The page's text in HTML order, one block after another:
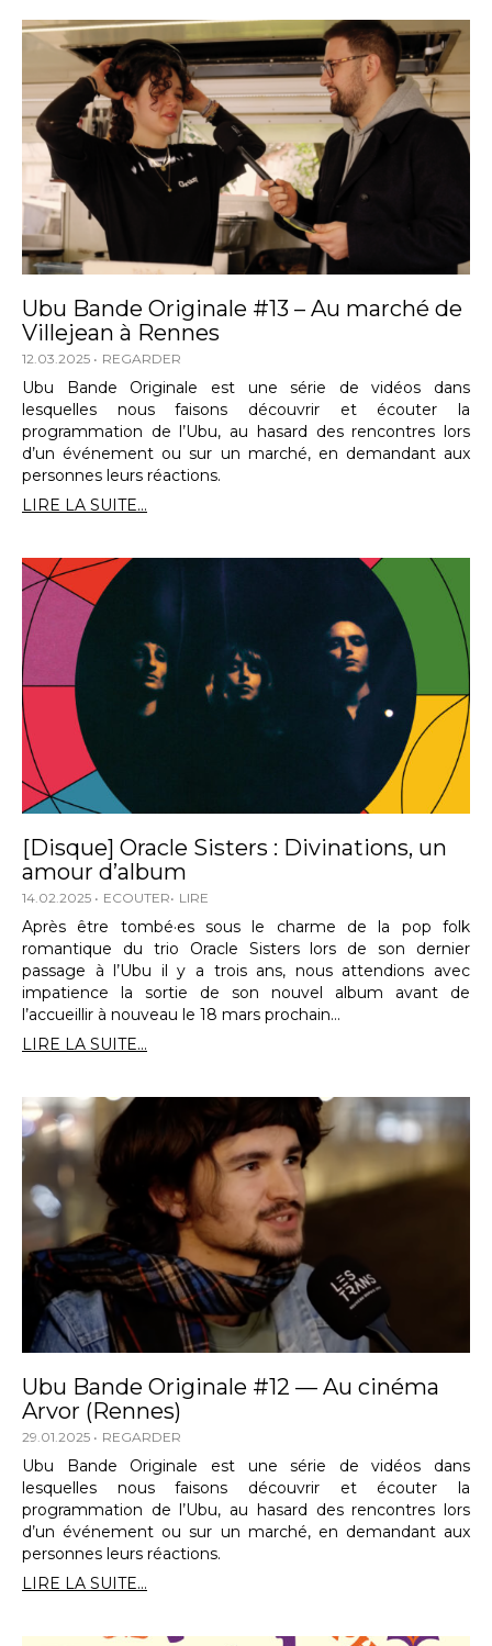
Ubu Bande Originale #13 – Au marché de
Villejean à Rennes
12.03.2025 REGARDER
Ubu Bande Originale est une série de vidéos dans
lesquelles nous faisons découvrir et écouter la
programmation de l’Ubu, au hasard des rencontres lors
d’un événement ou sur un marché, en demandant aux
personnes leurs réactions.
LIRE LA SUITE...
[Disque] Oracle Sisters : Divinations, un
amour d’album
14.02.2025 ECOUTER LIRE
Après être tombé·es sous le charme de la pop folk
romantique du trio Oracle Sisters lors de son dernier
passage à l’Ubu il y a trois ans, nous attendions avec
impatience la sortie de son nouvel album avant de
l’accueillir à nouveau le 18 mars prochain…
LIRE LA SUITE...
Ubu Bande Originale #12 — Au cinéma
Arvor (Rennes)
29.01.2025 REGARDER
Ubu Bande Originale est une série de vidéos dans
lesquelles nous faisons découvrir et écouter la
programmation de l’Ubu, au hasard des rencontres lors
d’un événement ou sur un marché, en demandant aux
personnes leurs réactions.
LIRE LA SUITE...